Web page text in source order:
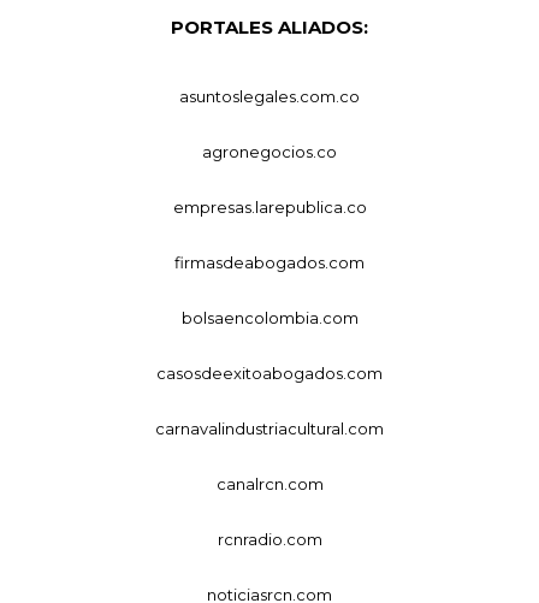
PORTALES ALIADOS:
asuntoslegales.com.co
agronegocios.co
empresas.larepublica.co
firmasdeabogados.com
bolsaencolombia.com
casosdeexitoabogados.com
carnavalindustriacultural.com
canalrcn.com
rcnradio.com
noticiasrcn.com